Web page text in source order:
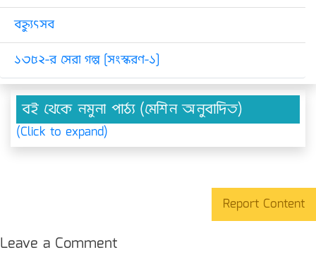
বহ্ন্যুৎসব
১৩৫২-র সেরা গল্প [সংস্করণ-১]
বই থেকে নমুনা পাঠ্য (মেশিন অনুবাদিত)
(Click to expand)
Report Content
Leave a Comment